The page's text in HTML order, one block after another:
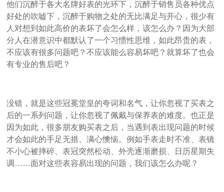
他们沉醉于各大名牌好表的光环下，沉醉于销售员各种优点
好处的吹嘘下，沉醉于购物之处的无比满足与开心，很少有
人对想到如此高价的表坏了会怎么样，该怎么办？因为大部
分人在潜意识中都默认了一个习惯性思维，如此昂贵的表，
不应该有很多问题吧？不应该能么容易坏吧？就算坏了也会
有专业的售后吧？
没错，就是这些冠冕堂皇的夸词和名气，让你忽视了买表之
后的一系列问题，让你忽视了佩戴与保养表的难度。也正是
因为如此，很多朋友购买表之后，当遇到表出现问题的时候
才会如此的手足无措、满心懊恼。例如手表走时不准、表镜
不小心被摔碎、表冠突然松动、外壳逐渐磨损、日历星期失
调……面对这些表容易出现的问题，我们该怎么办呢？